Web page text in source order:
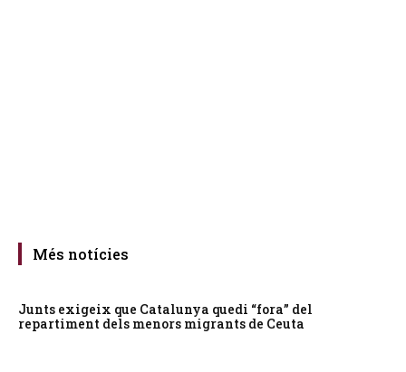
Més notícies
Junts exigeix que Catalunya quedi “fora” del
repartiment dels menors migrants de Ceuta